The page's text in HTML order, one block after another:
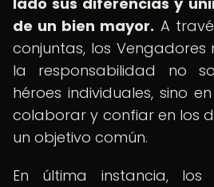
de un bien mayor. A
conjuntas, los Vengadores
la responsabilidad no
héroes individuales, sino
colaborar y confiar en los
un objetivo común.
En última instancia, los